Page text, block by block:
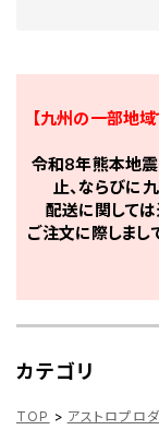
【九州の一部地
令和8年熊本地震
止、ならびに
配送に関しては
ご注文に際しまし
カテゴリ
TOP > アストロプロ